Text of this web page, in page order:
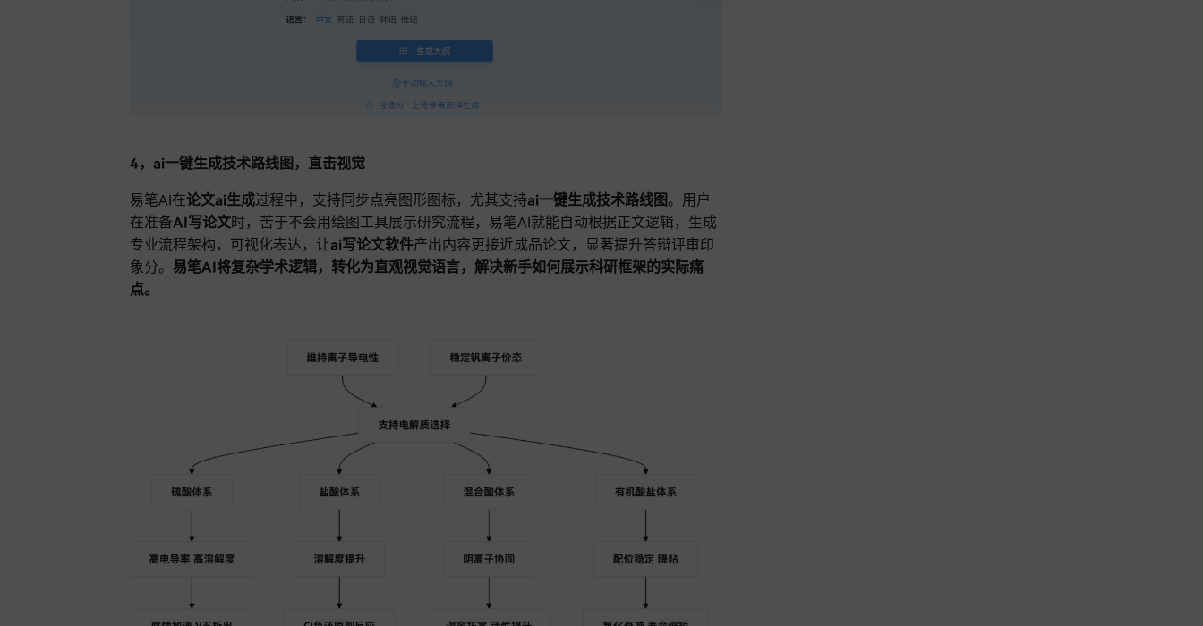
在准备 AI写论文时，苦于不会用绘图工具展示研究流程，易笔AI就能自动根据正文逻辑，生成
专业流程架构，可视化表达，让ai写论文软件产出内容更接近成品论文，显著提升答辩评审印
象分。易笔AI将复杂学术逻辑，转化为直观视觉语言，解决新手如何展示科研框架的实际痛
点。